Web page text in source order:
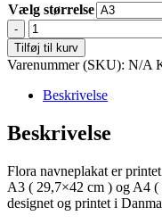
Vælg størrelse
Flora
antal
Tilføj til kurv
Varenummer (SKU): N/A
Beskrivelse
Beskrivelse
Flora navneplakat er
A3 ( 29,7×42 cm ) og A4 (
designet og printet i